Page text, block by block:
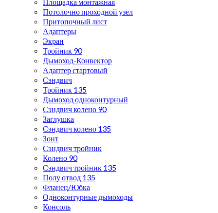
Потолочно проходной узел
Притопочный лист
Адаптеры
Экран
Тройник 90
Дымоход-Конвектор
Адаптер стартовый
Сэндвич
Тройник 135
Дымоход одноконтурный
Сэндвич колено 90
Заглушка
Сэндвич колено 135
Зонт
Сэндвич тройник
Колено 90
Сэндвич тройник 135
Полу отвод 135
Фланец/Юбка
Одноконтурные дымоходы
Консоль